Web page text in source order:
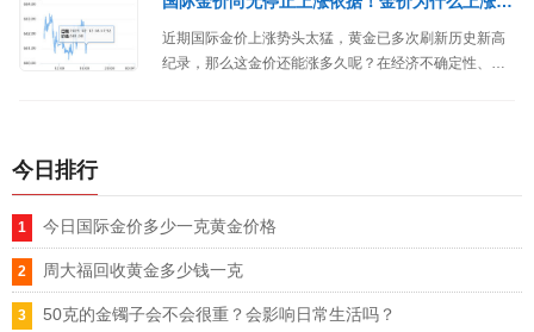
近期国际金价上涨势头太猛，黄金已多次刷新历史新高
纪录，那么这金价还能涨多久呢？在经济不确定性、地
今日排行
今日国际金价多少一克黄金价格
周大福回收黄金多少钱一克
50克的金镯子会不会很重？会影响日常生活吗？